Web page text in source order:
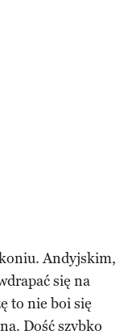
Andyjskim,
się na
to nie boi się
Dość szybko